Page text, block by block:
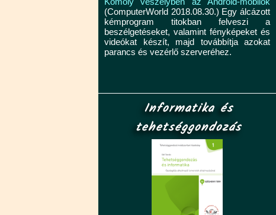
(ComputerWorld 2018.08.30.) Egy álcázott
kémprogram titokban felveszi a
beszélgetéseket, valamint fényképeket és
videókat készít, majd továbbítja azokat
parancs és vezérlő szerveréhez.
Informatika és
tehetséggondozás